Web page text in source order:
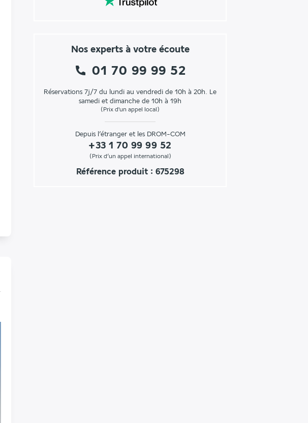
Nos experts à votre écoute
01 70 99 99 52
Réservations 7j/7 du lundi au vendredi de 10h à 20h. Le
samedi et dimanche de 10h à 19h
(Prix d'un appel local)
Depuis l’étranger et les DROM-COM
+33 1 70 99 99 52
(Prix d’un appel international)
Référence produit : 675298